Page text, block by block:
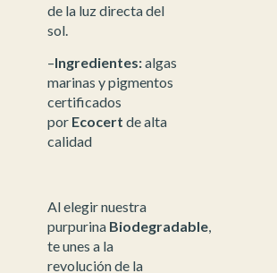
de la luz directa del
sol.
–Ingredientes:algas
marinas y pigmentos
certificados
porEcocert de alta
calidad
Al elegir nuestra
purpurina Biodegradable,
te unes a la
revolución de la